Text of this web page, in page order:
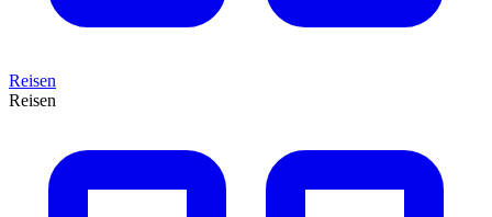
Reisen
Reisen